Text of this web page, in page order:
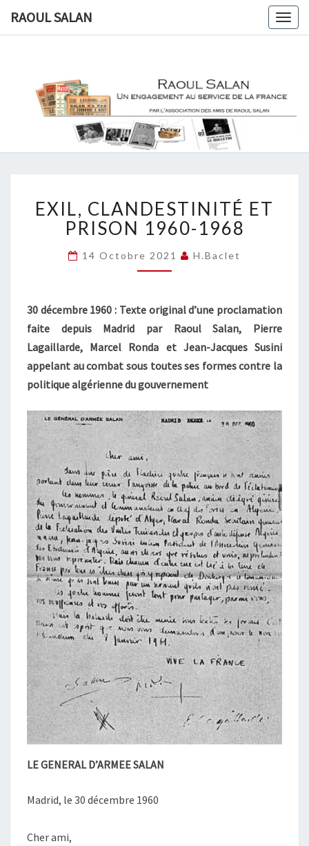
RAOUL SALAN
RAOUL
SALAN
Une
Engagement
Au Service
De Le
France
CLANDESTINITÉ
ET
PRISON
1960-
1968
EXIL, CLANDESTINITÉ ET
PRISON 1960-1968
14 Octobre 2021 H.baclet
30 décembre 1960 : Texte original d’une proclamation
faite depuis Madrid par Raoul Salan, Pierre
Lagaillarde, Marcel Ronda et Jean-Jacques Susini
appelant au combat sous toutes ses formes contre la
politique algérienne du gouvernement
LE GENERAL D’ARMEE SALAN
Madrid, le 30 décembre 1960
Cher ami,